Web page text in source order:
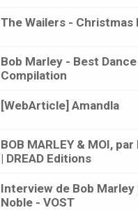
The Wailers - Christmas
Bob Marley - Best Dance
Compilation
[WebArticle] Amandla
BOB MARLEY & MOI,
| DREAD Editions
Interview de Bob Marley
Noble - VOST